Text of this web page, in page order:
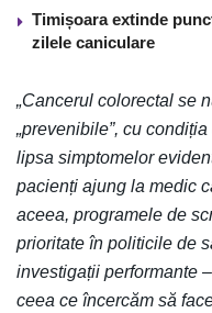
Timișoara extinde
zilele caniculare
„Cancerul colorectal se
„prevenibile”, cu
lipsa simptomelor
pacienți ajung la medic
aceea, programele de
prioritate în politicile de
investigații performante
ceea ce încercăm să